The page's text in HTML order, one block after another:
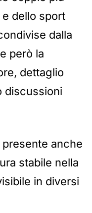
dello sport
dalla
però la
dettaglio
discussioni
anche
stabile nella
in diversi